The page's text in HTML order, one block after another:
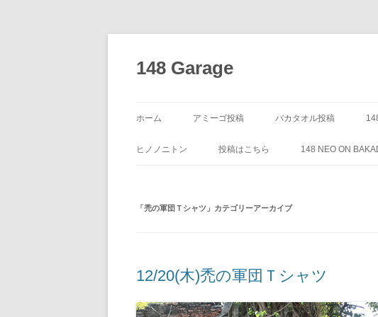
ン
ツ
ッ
148 Garage
ホーム アミーゴ投稿 バカタオル投稿
ヒノノニトン 投稿はこちら 148 NEO ON
「禿の軍団Ｔシャツ 」カテゴリーアーカイブ
12/20(木)禿の軍団Ｔシャツ